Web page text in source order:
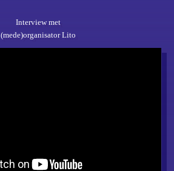
Interview met
(mede)organisator Lito